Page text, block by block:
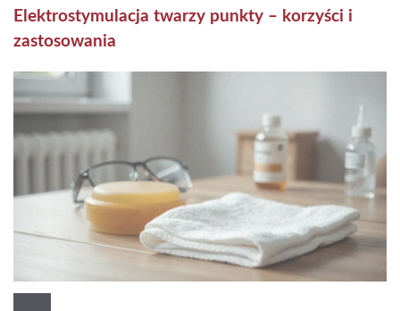
Elektrostymulacja twarzy punkty – korzyści i
zastosowania